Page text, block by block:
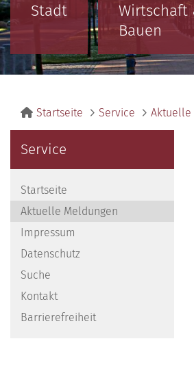
Stadt
Wirtschaft
Bauen
Startseite Service Aktuelle
Service
Startseite
Aktuelle Meldungen
Impressum
Datenschutz
Suche
Kontakt
Barrierefreiheit